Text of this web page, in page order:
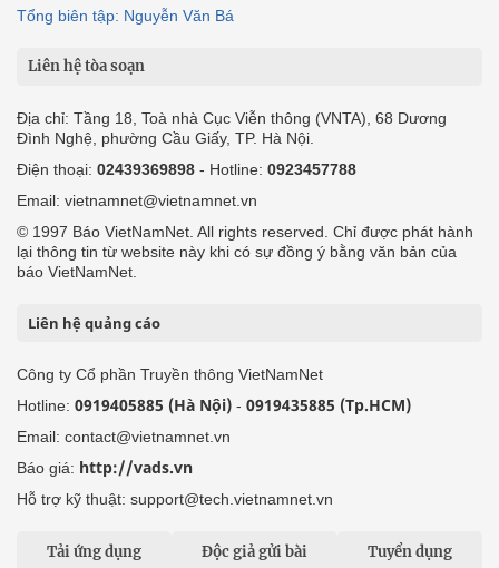
Tổng biên tập: Nguyễn Văn Bá
Liên hệ tòa soạn
Địa chỉ: Tầng 18, Toà nhà Cục Viễn thông (VNTA), 68 Dương
Đình Nghệ, phường Cầu Giấy, TP. Hà Nội.
Điện thoại: 02439369898 - Hotline: 0923457788
Email: vietnamnet@vietnamnet.vn
© 1997 Báo VietNamNet. All rights reserved. Chỉ được phát hành
lại thông tin từ website này khi có sự đồng ý bằng văn bản của
báo VietNamNet.
Liên hệ quảng cáo
Công ty Cổ phần Truyền thông VietNamNet
Hotline: 0919405885 (Hà Nội) - 0919435885 (Tp.HCM)
Email: contact@vietnamnet.vn
Báo giá: http://vads.vn
Hỗ trợ kỹ thuật: support@tech.vietnamnet.vn
Tải ứng dụng Độc giả gửi bài Tuyển dụng